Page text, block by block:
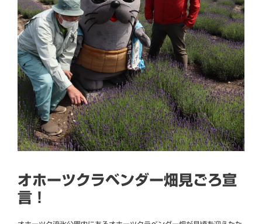
オホーツクラベンダー畑見ごろ宣
言！